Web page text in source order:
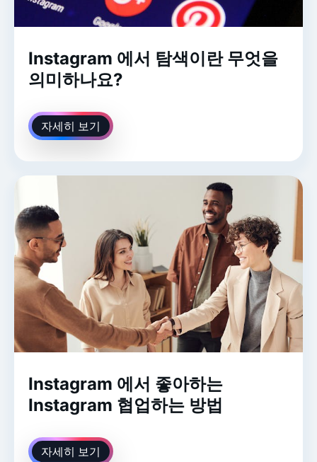
Instagram 에서 탐색이란 무엇을
의미하나요?
자세히 보기
Instagram 에서 좋아하는
Instagram 협업하는 방법
자세히 보기